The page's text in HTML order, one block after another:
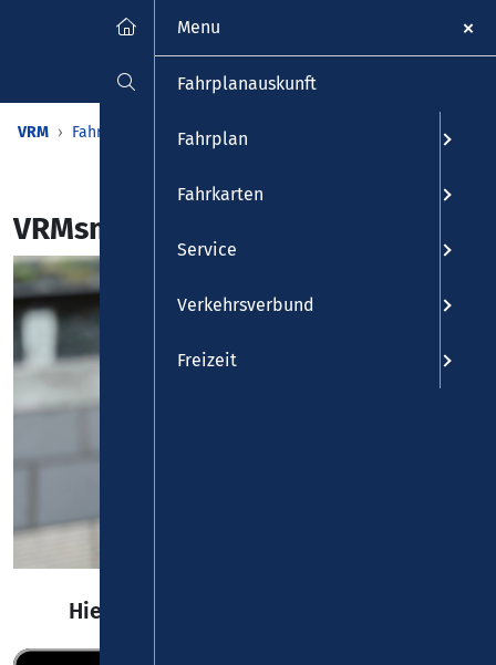
VRM Fahrkarten Tarif VRMsmart
VRMsmart
Hier die Fairtiq-App herunterladen:
Menu
Fahrplanauskunft
Fahrplan
Fahrkarten
Service
Verkehrsverbund
Freizeit